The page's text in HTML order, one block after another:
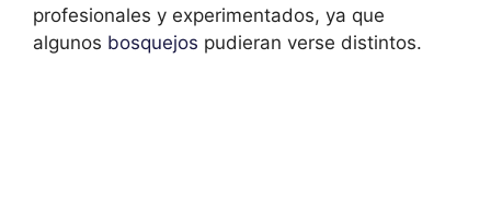
profesionales y experimentados, ya que
algunos bosquejos pudieran verse distintos.